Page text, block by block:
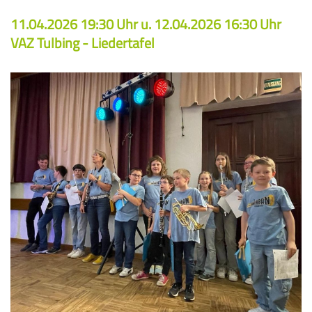
Gratulationen
Verschiedenes
Büro, Tarife, Formulare
Chor & Gesang
Ergänzungsfächer
Lehrerinnen und Lehrer
Elternverein
Reinigung
Filialen
Geschichte
Förderer & Links
Ensembles
Orchester
Bands
Schulkooperationen
11.04.2026 19:30 Uhr u. 12.04.2026 16:30 Uhr
VAZ Tulbing - Liedertafel